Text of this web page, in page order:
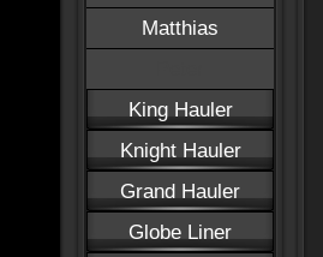
Matthias
King Hauler
Knight Hauler
Grand Hauler
Globe Liner